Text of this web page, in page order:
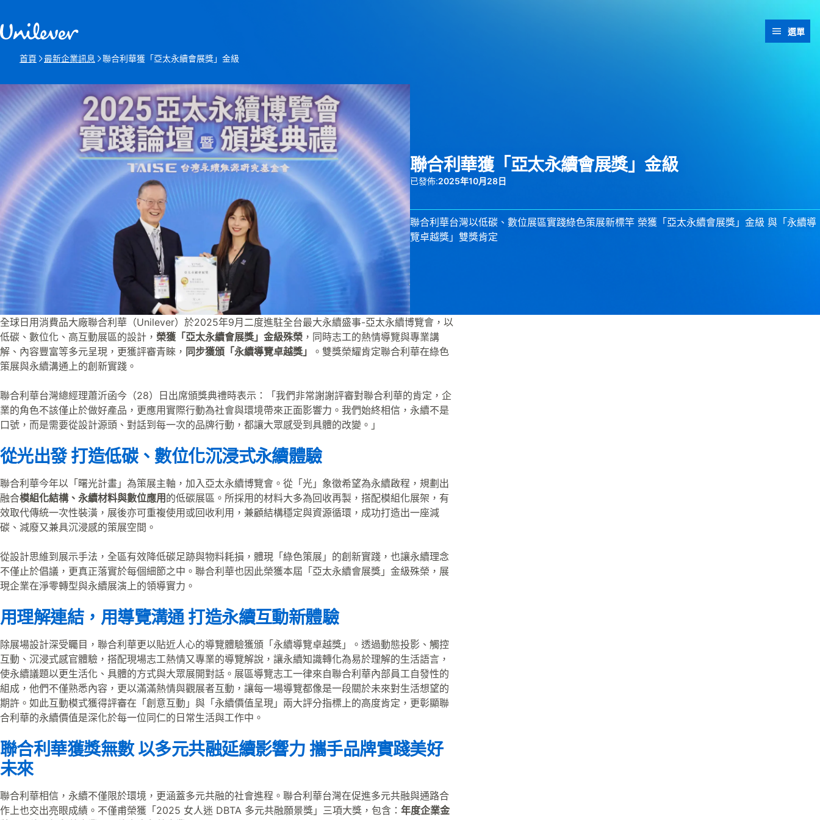
選單
首頁 最新企業訊息本頁:
聯合利華獲「亞太永續會展獎」金級
聯合利華獲「亞太永續會展獎」金級
已發佈:2025年10月28日
聯合利華台灣以低碳、數位展區實踐綠色策展新標竿 榮獲「亞太永續會展獎」金級 與「永續導
覽卓越獎」雙獎肯定
全球日用消費品大廠聯合利華（Unilever）於2025年9月二度進駐全台最大永續盛事-亞太永續博覽會，以
低碳、數位化、高互動展區的設計， 榮獲「亞太永續會展獎」金級殊榮 ，同時志工的熱情導覽與專業講
解、內容豐富等多元呈現，更獲評審青睞， 同步獲頒「永續導覽卓越獎」
。雙獎榮耀肯定聯合利華在綠色
策展與永續溝通上的創新實踐。
聯合利華台灣總經理蕭沂函今（28）日出席頒獎典禮時表示：「我們非常謝謝評審對聯合利華的肯定，企
業的角色不該僅止於做好產品，更應用實際行動為社會與環境帶來正面影響力。我們始終相信，永續不是
口號，而是需要從設計源頭、對話到每一次的品牌行動，都讓大眾感受到具體的改變。」
從光出發 打造低碳、數位化沉浸式永續體驗
聯合利華今年以「曙光計畫」為策展主軸，加入亞太永續博覽會。從「光」象徵希望為永續啟程，規劃出
融合模組化結構、永續材料與數位應用 的低碳展區。所採用的材料大多為回收再製，搭配模組化展架，有
效取代傳統一次性裝潢，展後亦可重複使用或回收利用，兼顧結構穩定與資源循環，成功打造出一座減
碳、減廢又兼具沉浸感的策展空間。
從設計思維到展示手法，全區有效降低碳足跡與物料耗損，體現「綠色策展」的創新實踐，也讓永續理念
不僅止於倡議，更真正落實於每個細節之中。聯合利華也因此榮獲本屆「亞太永續會展獎」金級殊榮，展
現企業在淨零轉型與永續展演上的領導實力。
用理解連結，用導覽溝通 打造永續互動新體驗
除展場設計深受矚目，聯合利華更以貼近人心的導覽體驗獲頒「永續導覽卓越獎」。透過動態投影、觸控
互動、沉浸式感官體驗，搭配現場志工熱情又專業的導覽解說，讓永續知識轉化為易於理解的生活語言，
使永續議題以更生活化、具體的方式與大眾展開對話。展區導覽志工一律來自聯合利華內部員工自發性的
組成，他們不僅熟悉內容，更以滿滿熱情與觀展者互動，讓每一場導覽都像是一段關於未來對生活想望的
期許。如此互動模式獲得評審在「創意互動」與「永續價值呈現」兩大評分指標上的高度肯定，更彰顯聯
合利華的永續價值是深化於每一位同仁的日常生活與工作中。
聯合利華獲獎無數 以多元共融延續影響力 攜手品牌實踐美好
未來
聯合利華相信，永續不僅限於環境，更涵蓋多元共融的社會進程。聯合利華台灣在促進多元共融與通路合
作上也交出亮眼成績。不僅甫榮獲「2025 女人迷 DBTA 多元共融願景獎」三項大獎，包含： 年度企業金